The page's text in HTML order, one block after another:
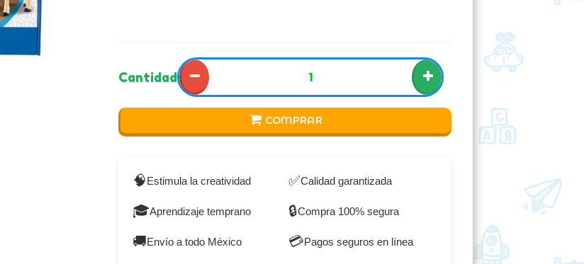
Cantidad − +
COMPRAR
🧠Estimula la creatividad ✅Calidad garantizada
🎓Aprendizaje temprano 🔒Compra 100% segura
🚚Envío a todo México 💳Pagos seguros en línea